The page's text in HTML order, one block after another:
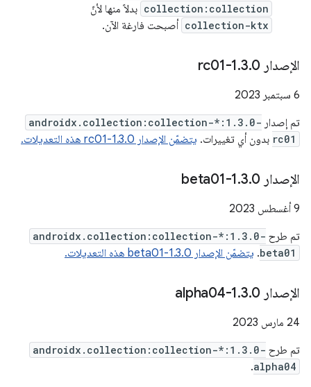
collection:collection بدلاً منها لأنّ
collection-ktx أصبحت فارغة الآن.
الإصدار 1 .3.0-rc01
‫6 سبتمبر 2023
تم إصدار androidx.collection:collection-*:1.3.0-
rc01 بدون أي تغييرات. يتضمّن الإصدار 1.3.0-rc01 هذه التعديلات.
الإصدار 1 .3.0-beta01
‫9 أغسطس 2023
تم طرح androidx.collection:collection-*:1.3.0-
beta01
. يتضمّن الإصدار 1.3.0-beta01 هذه التعديلات.
الإصدار 1 .3.0-alpha04
‫24 مارس 2023
تم طرح androidx.collection:collection-*:1.3.0-
alpha04
.